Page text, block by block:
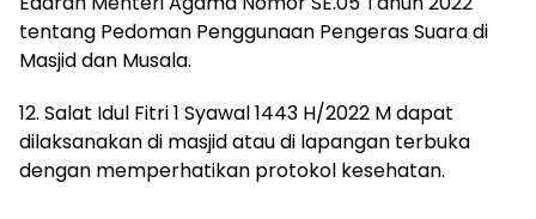
tentang Pedoman Penggunaan Pengeras Suara di
Masjid dan Musala.
12. Salat Idul Fitri 1 Syawal 1443 H/2022 M dapat
dilaksanakan di masjid atau di lapangan terbuka
dengan memperhatikan protokol kesehatan.